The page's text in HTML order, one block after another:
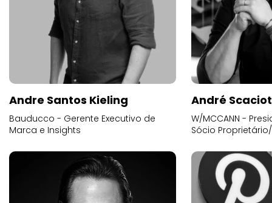
Andre Santos Kieling
Bauducco - Gerente Executivo de
Marca e Insights
André
W/MCCANN -
Sócio